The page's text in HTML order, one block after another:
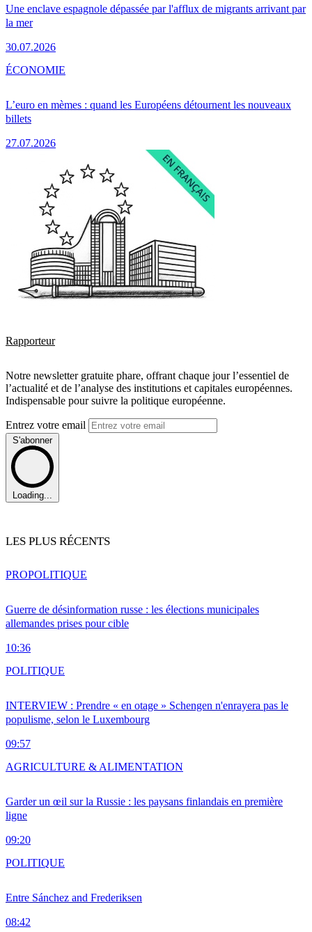
Une enclave espagnole dépassée par l'afflux de migrants arrivant par
la mer
30.07.2026
L’euro en mèmes : quand les Européens détournent les nouveaux
billets
27.07.2026
ÉCONOMIE
Rapporteur
Notre newsletter gratuite phare, offrant chaque jour l’essentiel de
l’actualité et de l’analyse des institutions et capitales européennes.
Indispensable pour suivre la politique européenne.
Entrez votre email
S'abonner
Loading...
LES PLUS RÉCENTS
Guerre de désinformation russe : les élections municipales
allemandes prises pour cible
10:36
PROPOLITIQUE
INTERVIEW : Prendre « en otage » Schengen n'enrayera pas le
populisme, selon le Luxembourg
09:57
POLITIQUE
Garder un œil sur la Russie : les paysans finlandais en première
ligne
09:20
AGRICULTURE & ALIMENTATION
Entre Sánchez and Frederiksen
08:42
POLITIQUE